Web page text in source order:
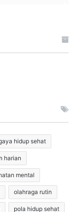
hidup sehat
harian
mental
olahraga rutin
pola hidup sehat